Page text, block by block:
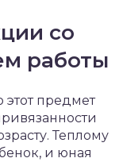
со
работы
этот предмет
Теплому
и юная